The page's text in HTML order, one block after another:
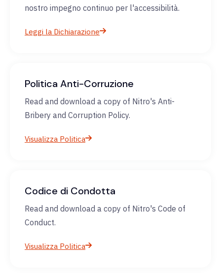
nostro impegno continuo per l'accessibilità.
Leggi la Dichiarazione
Politica Anti-Corruzione
Read and download a copy of Nitro's Anti-
Bribery and Corruption Policy.
Visualizza Politica
Codice di Condotta
Read and download a copy of Nitro's Code of
Conduct.
Visualizza Politica